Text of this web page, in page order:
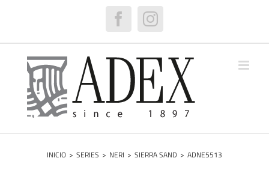
FacebookInstagram
INICIO > SERIES > NERI > SIERRA SAND > ADNE5513